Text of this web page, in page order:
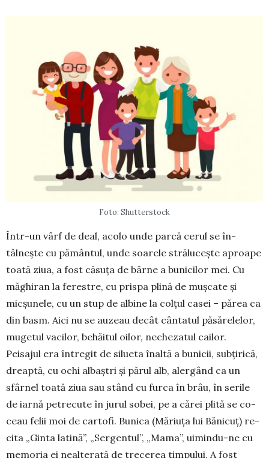
Foto: Shutterstock
Într-un vârf de deal, acolo unde parcă cerul se în­
tâlnește cu pământul, unde soarele strălucește aproa­­pe
toată ziua, a fost căsuța de bârne a bunicilor mei. Cu
măghiran la ferestre, cu prispa plină de muș­cate și
micșunele, cu un stup de albine la colțul casei – părea ca
din basm. Aici nu se auzeau decât cân­tatul păsă­rele­lor,
mugetul vaci­lor, behăitul oilor, neche­zatul cailor.
Peisajul era în­tre­­git de silueta înal­tă a buni­cii, sub­țirică,
dreaptă, cu ochi albaștri și pă­rul alb, alergând ca un
sfârnel toată ziua sau stând cu furca în brâu, în se­rile
de iarnă petrecute în jurul sobei, pe a cărei plită se co­
ceau felii moi de cartofi. Bu­nica (Măriuța lui Bă­nicuț) re­
cita „Ginta latină”, „Sergentul”, „Mama”, ui­mindu-ne cu
memoria ei neal­terată de trecerea tim­pului. A fost